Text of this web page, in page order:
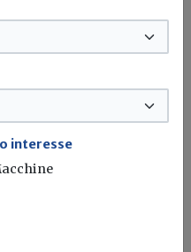
della
unisce rischio
quasi 4 miliardi l’anno:
interesse